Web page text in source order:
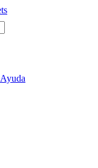
Ayuda